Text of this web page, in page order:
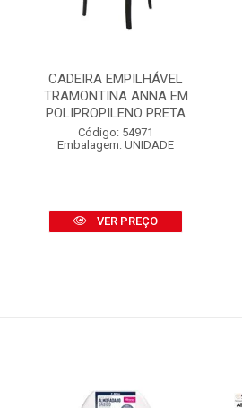
CADEIRA EMPILHÁVEL
TRAMONTINA ANNA EM
POLIPROPILENO PRETA
Código: 54971
Embalagem: UNIDADE
VER PREÇO